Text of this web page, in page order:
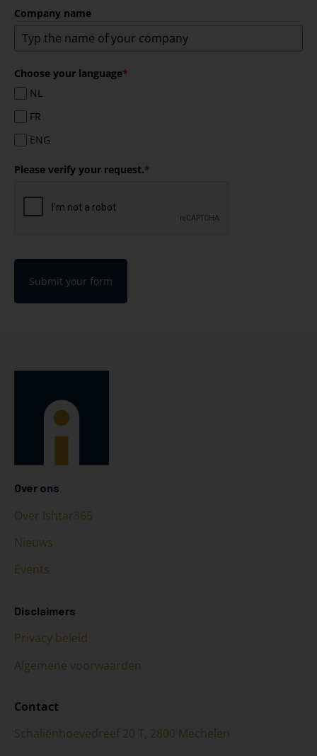
Company name
Choose your language*
NL
FR
ENG
Please verify your request.*
Submit your form
Over ons
Over Ishtar365
Nieuws
Events
Disclaimers
Privacy beleid
Algemene voorwaarden
Contact
Schaliënhoevedreef 20 T, 2800 Mechelen